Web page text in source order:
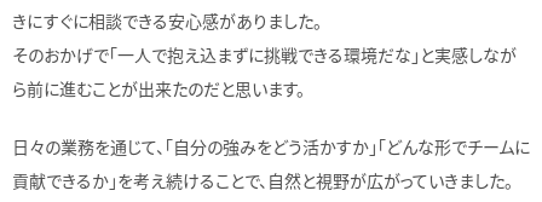
きにすぐに相談できる安心感がありました。
そのおかげで「一人で抱え込まずに挑戦できる環境だな」と実感しなが
ら前に進むことが出来たのだと思います。
日々の業務を通じて、「自分の強みをどう活かすか」「どんな形でチームに
貢献できるか」を考え続けることで、自然と視野が広がっていきました。